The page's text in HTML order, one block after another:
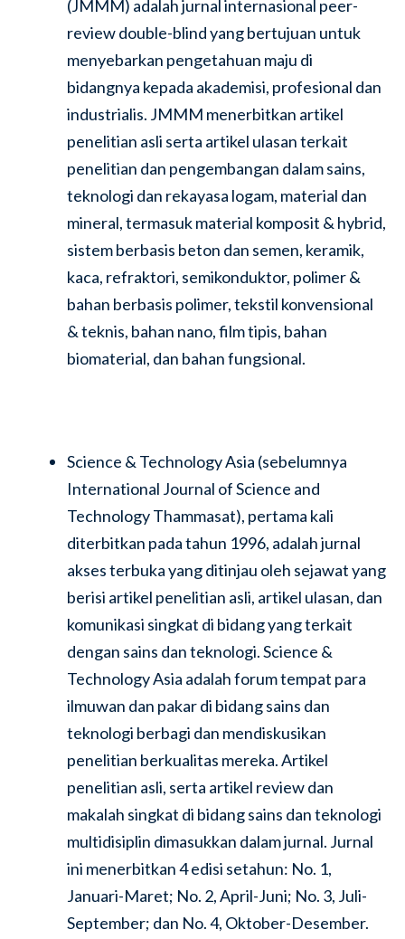
(JMMM) adalah jurnal internasional peer-
review double-blind yang bertujuan untuk
menyebarkan pengetahuan maju di
bidangnya kepada akademisi, profesional dan
industrialis. JMMM menerbitkan artikel
penelitian asli serta artikel ulasan terkait
penelitian dan pengembangan dalam sains,
teknologi dan rekayasa logam, material dan
mineral, termasuk material komposit & hybrid,
sistem berbasis beton dan semen, keramik,
kaca, refraktori, semikonduktor, polimer &
bahan berbasis polimer, tekstil konvensional
& teknis, bahan nano, film tipis, bahan
biomaterial, dan bahan fungsional.
Science & Technology Asia (sebelumnya
International Journal of Science and
Technology Thammasat), pertama kali
diterbitkan pada tahun 1996, adalah jurnal
akses terbuka yang ditinjau oleh sejawat yang
berisi artikel penelitian asli, artikel ulasan, dan
komunikasi singkat di bidang yang terkait
dengan sains dan teknologi. Science &
Technology Asia adalah forum tempat para
ilmuwan dan pakar di bidang sains dan
teknologi berbagi dan mendiskusikan
penelitian berkualitas mereka. Artikel
penelitian asli, serta artikel review dan
makalah singkat di bidang sains dan teknologi
multidisiplin dimasukkan dalam jurnal. Jurnal
ini menerbitkan 4 edisi setahun: No. 1,
Januari-Maret; No. 2, April-Juni; No. 3, Juli-
September; dan No. 4, Oktober-Desember.